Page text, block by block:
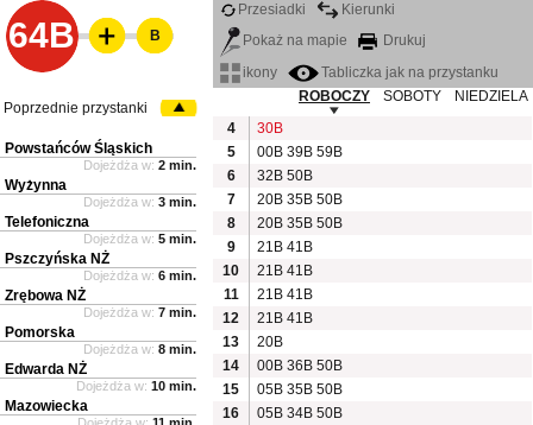
64B
Przesiadki
Kierunki
Pokaż na mapie
Drukuj
ikony
Tabliczka jak na przystanku
ROBOCZY
SOBOTY
NIEDZIELA
4
30B
5
00B 39B 59B
6
32B 50B
7
20B 35B 50B
8
20B 35B 50B
9
21B 41B
10
21B 41B
11
21B 41B
12
21B 41B
13
20B
14
00B 36B 50B
15
05B 35B 50B
16
05B 34B 50B
B
Poprzednie przystanki
Powstańców Śląskich
Dojeżdża w: 2 min.
Wyżynna
Dojeżdża w: 3 min.
Telefoniczna
Dojeżdża w: 5 min.
Pszczyńska NŻ
Dojeżdża w: 6 min.
Zrębowa NŻ
Dojeżdża w: 7 min.
Pomorska
Dojeżdża w: 8 min.
Edwarda NŻ
Dojeżdża w: 10 min.
Mazowiecka